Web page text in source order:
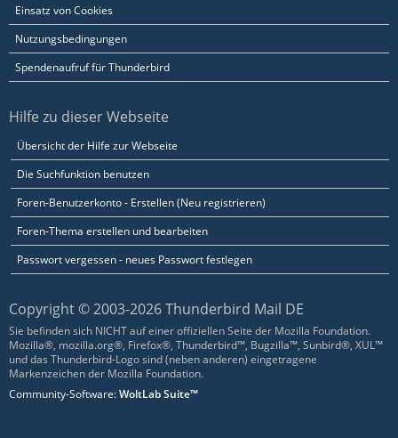
Einsatz von Cookies
Nutzungsbedingungen
Spendenaufruf für Thunderbird
Hilfe zu dieser Webseite
Übersicht der Hilfe zur Webseite
Die Suchfunktion benutzen
Foren-Benutzerkonto - Erstellen (Neu registrieren)
Foren-Thema erstellen und bearbeiten
Passwort vergessen - neues Passwort festlegen
Copyright © 2003-2026 Thunderbird Mail DE
Sie befinden sich NICHT auf einer offiziellen Seite der Mozilla Foundation.
Mozilla®, mozilla.org®, Firefox®, Thunderbird™, Bugzilla™, Sunbird®, XUL™
und das Thunderbird-Logo sind (neben anderen) eingetragene
Markenzeichen der Mozilla Foundation.
Community-Software:WoltLab Suite™